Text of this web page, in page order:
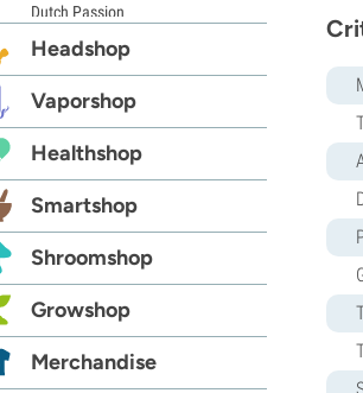
Dutch Passion
Elite Seeds
Exotic Seed
Expert Seeds
FastBuds
Female Seeds
French Touch Seeds
Garden of Green
GeneSeeds
G13 Labs
Grass-O-Matic
Headshop
Vaporshop
Healthshop
Smartshop
Shroomshop
Growshop
Merchandise